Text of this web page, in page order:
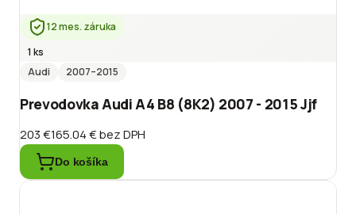
12 mes. záruka
1 ks
Audi
2007–2015
Prevodovka Audi A4 B8 (8K2) 2007 - 2015 Jjf
203 €165.04 €bez DPH
Do košíka